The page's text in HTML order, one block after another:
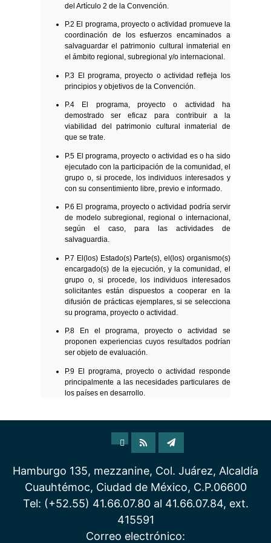
del Artículo 2 de la Convención.
P.2 El programa, proyecto o actividad promueve la
coordinación de los esfuerzos encaminados a
salvaguardar el patrimonio cultural inmaterial en
el ámbito regional, subregional y/o internacional.
P.3 El programa, proyecto o actividad refleja los
principios y objetivos de la Convención.
P.4 El programa, proyecto o actividad ha
demostrado ser eficaz para contribuir a la
viabilidad del patrimonio cultural inmaterial de
que se trate.
P.5 El programa, proyecto o actividad es o ha sido
ejecutado con la participación de la comunidad, el
grupo o, si procede, los individuos interesados y
con su consentimiento libre, previo e informado.
P.6 El programa, proyecto o actividad podría servir
de modelo subregional, regional o internacional,
según el caso, para las actividades de
salvaguardia.
P.7 El(los) Estado(s) Parte(s), el(los) organismo(s)
encargado(s) de la ejecución, y la comunidad, el
grupo o, si procede, los individuos interesados
solicitantes están dispuestos a cooperar en la
difusión de prácticas ejemplares, si se selecciona
su programa, proyecto o actividad.
P.8 En el programa, proyecto o actividad se
proponen experiencias cuyos resultados podrían
ser objeto de evaluación.
P.9 El programa, proyecto o actividad responde
principalmente a las necesidades particulares de
los países en desarrollo.
Hamburgo 135, mezzanine, Col. Juárez, Alcaldía
Cuauhtémoc, Ciudad de México, C.P.06600
Tel: (+52.55) 41.66.07.80 al 41.66.07.84, ext.
415591
Correo electrónico: